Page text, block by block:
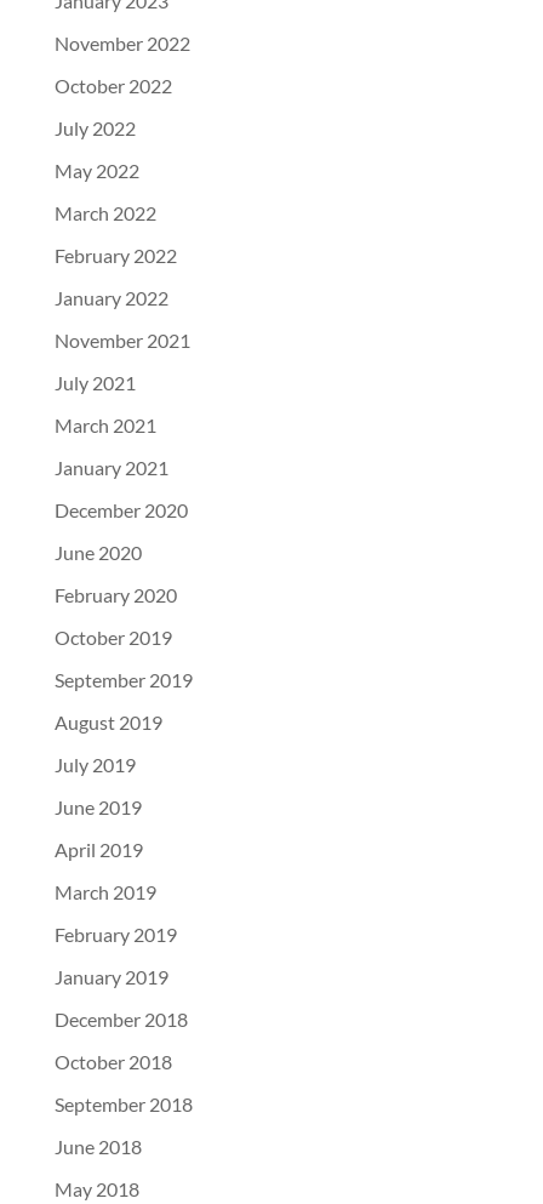
November 2022
October 2022
July 2022
May 2022
March 2022
February 2022
January 2022
November 2021
July 2021
March 2021
January 2021
December 2020
June 2020
February 2020
October 2019
September 2019
August 2019
July 2019
June 2019
April 2019
March 2019
February 2019
January 2019
December 2018
October 2018
September 2018
June 2018
May 2018